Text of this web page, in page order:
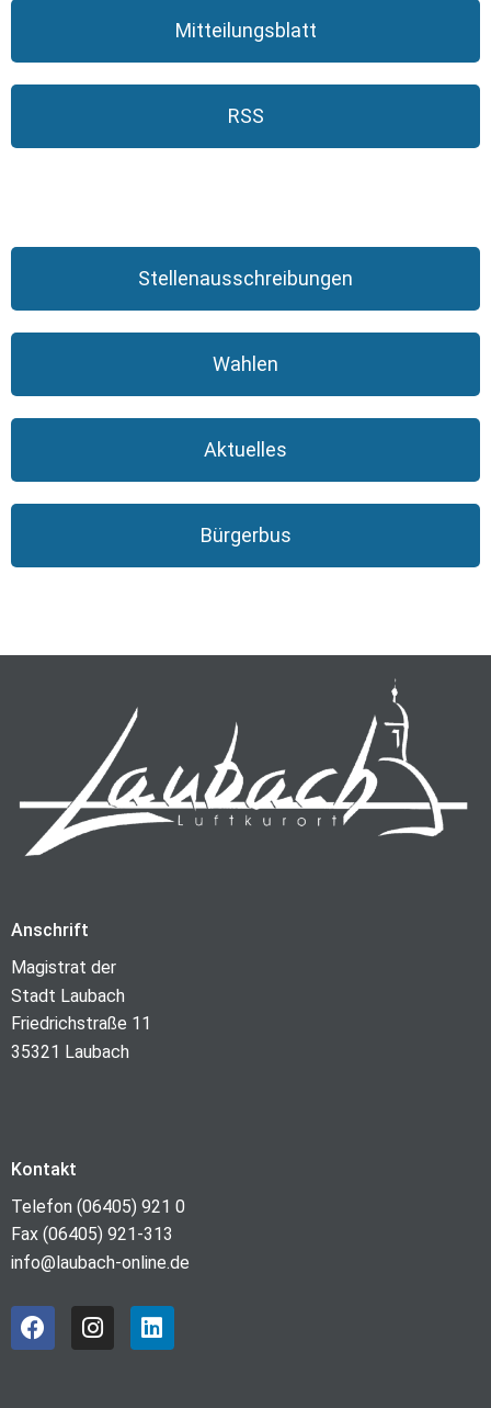
Mitteilungsblatt
RSS
Stellenausschreibungen
Wahlen
Aktuelles
Bürgerbus
Anschrift
Magistrat der
Stadt Laubach
Friedrichstraße 11
35321 Laubach
Kontakt
Telefon (06405) 921 0
Fax (06405) 921-313
info@laubach-online.de